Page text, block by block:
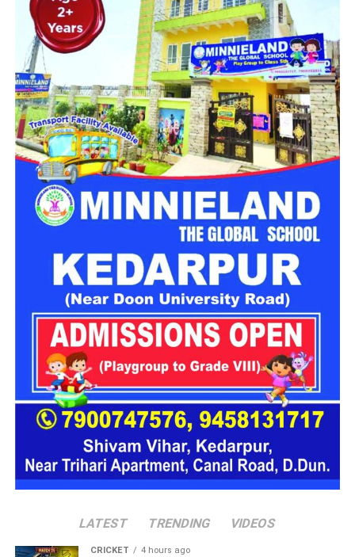
महिला सशक्तिकरण एवं बाल विकास विभाग की ओर से इसके लिए ‘आलंबन
गांव’ विकसित करने की योजना तैयार की जा रही है। इस योजना का उद्देश्य
नारी निकेतन में रहने वाली महिलाओं और बच्चों को सुरक्षित माहौल के साथ-
साथ घर जैसा अपनापन और स्वतंत्रता देना है।
उत्तराखंड में बन रहा ‘आलंबन गांव’
महिला सशक्तिकरण एवं बाल विकास विभागके निदेशक आईएएस बंशीलाल
राणा के मुताबिक, नारी निकेतन में आने वाली कई महिलाएं और बच्चे खुद को
एक बंद संस्थान या जेल जैसी जगह पर महसूस करते हैं। यही वजह है कि
कई बार बच्चे वहां से निकलने या भागने की कोशिश तक करने लगते हैं।
इसी समस्या को ध्यान में रखते हुए विभाग अब ऐसा इंफ्रास्ट्रक्चर तैयार
करने की दिशा में काम कर रहा है, जहां रहने वाले लोगों को संस्थागत माहौल
के बजाय परिवार जैसा वातावरण मिल सके।
16 घरों में मिलेगा परिवार जैसा माहौल
प्रस्तावित आलंबन गांव में कॉटेज और छोटे घर विकसित किए जाएंगे। यहां
एक परिवार की तर्ज पर लोगों को रखा जाएगा। योजना के मुताबिक, एक
यूनिट में करीब दो महिलाएं, चार बच्चे और एक किशोरी को शामिल किया
जाएगा। इस तरह उन्हें एक परिवार की तरह साथ रहने का अवसर मिलेगा।
हर यूनिट में अलग किचन जैसी सुविधाएं भी होंगी, ताकि वहां रहने वाली
महिलाओं और बच्चों को रोजमर्रा के जीवन में ज्यादा स्वतंत्रता और जिम्मेदारी
का अनुभव हो सके। प्रस्तावित परिसर में कुल 16 घर विकसित किए
जाएंगे, जिनमें करीब 88 लोगों के रहने की व्यवस्था होगी।
LATEST TRENDING VIDEOS
CRICKET 4 hours ago